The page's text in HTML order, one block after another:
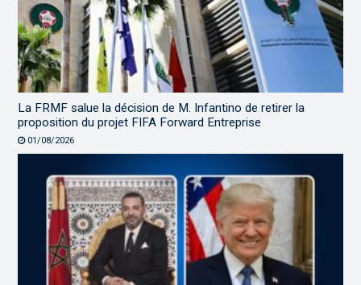
La FRMF salue la décision de M. Infantino de retirer la
proposition du projet FIFA Forward Entreprise
01/08/2026